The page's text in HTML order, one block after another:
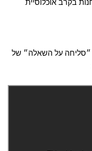
בקרב אוכלוסיית
״סליחה על השאלה״ של